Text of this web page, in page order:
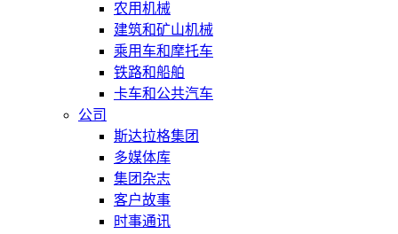
农用机械
建筑和矿山机械
乘用车和摩托车
铁路和船舶
卡车和公共汽车
公司
斯达拉格集团
多媒体库
集团杂志
客户故事
时事通讯